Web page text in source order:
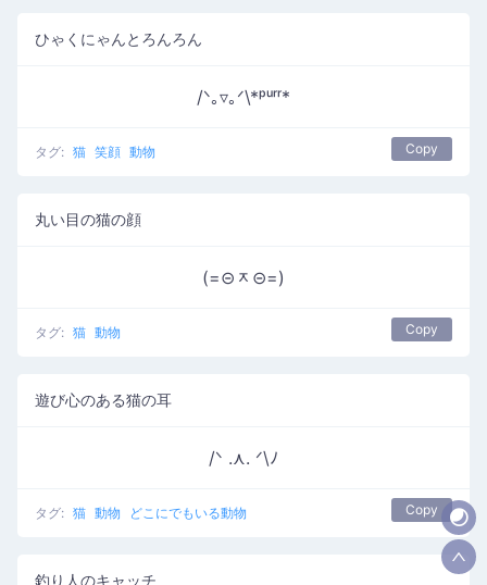
ひゃくにゃんとろんろん
/ᐠ｡▿｡ᐟ\*ᵖᵘʳʳ*
タグ: 猫 笑顔 動物 Copy
丸い目の猫の顔
(=⊝ᆽ⊝=)
タグ: 猫 動物 Copy
遊び心のある猫の耳
/ᐠ .⋏. ᐟ\ﾉ
タグ: 猫 動物 どこにでもいる動物 Copy
釣り人のキャッチ